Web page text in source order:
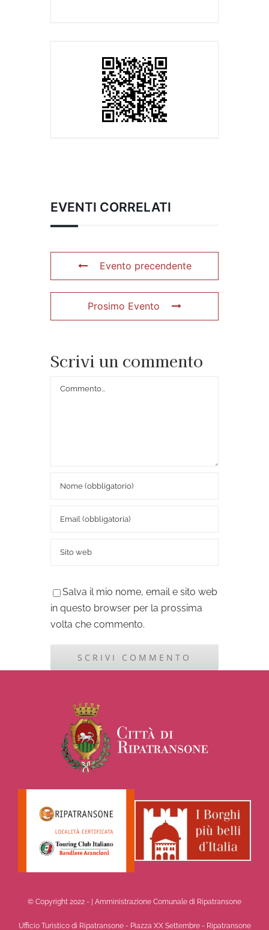
EVENTI CORRELATI
Evento precendente
Prosimo Evento
Scrivi un commento
Commento
Salva il mio nome, email e sito web
in questo browser per la prossima
volta che commento.
© Copyright 2022 - | Amministrazione Comunale di Ripatransone
Ufficio Turistico di Ripatransone - Piazza XX Settembre - Ripatransone